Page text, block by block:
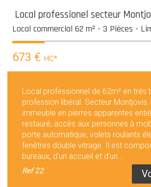
Local professionel secteur
Local commercial 62 m² - 3 Pièces -
673 € HC*
Local professionnel de 62m² en très
profession libéral. Secteur Montjovis.
immeuble en pierres apparentes
restauré, accès aux personnes à
porte automatique, volets roulants
fenêtres double vitrage. Il est
bureaux, d'un accueil et d'un...
Ref22